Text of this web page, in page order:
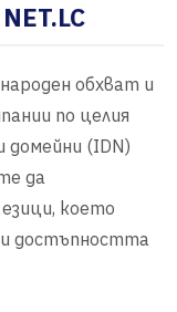
обхват и
по целия
домейни (IDN)
да
което
достъпността